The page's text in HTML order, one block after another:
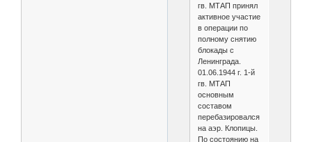
гв. МТАП принял
активное участие
в операции по
полному снятию
блокады с
Ленинграда.
01.06.1944 г. 1-й
гв. МТАП
основным
составом
перебазировался
на аэр. Клопицы.
По состоянию на